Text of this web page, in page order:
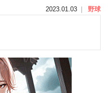
2023.01.03 ｜ 野球